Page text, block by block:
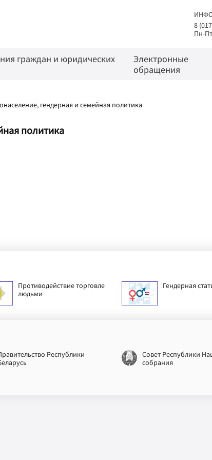
8
Пн-
граждан и юридических
Электронные
обращения
гендерная и семейная политика
политика
Противодействие торговле
людьми
Гендерная
Республики
Совет Республики
собрания